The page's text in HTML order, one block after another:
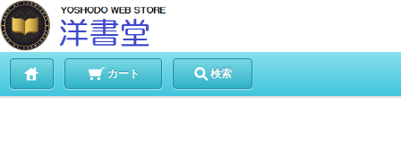
カート 検索